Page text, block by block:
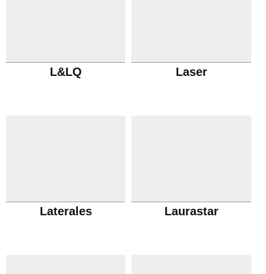
L&LQ Laser
Laterales Laurastar